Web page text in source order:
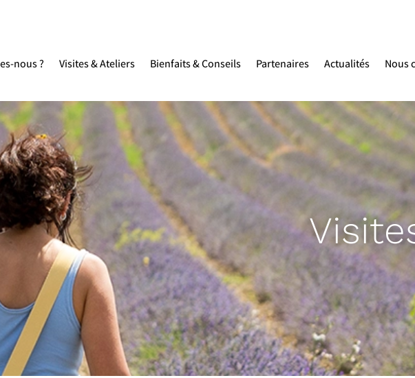
nous ? Visites & Ateliers Bienfaits & Conseils Partenaires Actualités Nous